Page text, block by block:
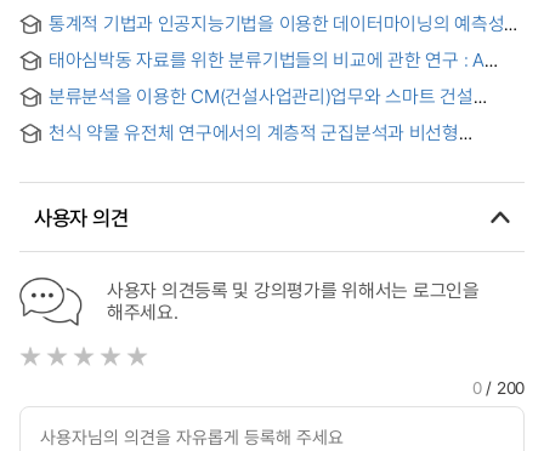
이용한 분류성능 비교연구
통계적 기법과 인공지능기법을 이용한 데이터마이닝의 예측성과
comparative study on stock price prediction using
statistical method and artificial intelligence method : KOSPI
200 index and private stock price index
태아심박동 자료를 위한 분류기법들의 비교에 관한 연구 : A
Heart Rate Data
분류분석을 이용한 CM(건설사업관리)업무와 스마트 건설
between construction project management tasks and
천식 약물 유전체 연구에서의 계층적 군집분석과 비선형
Pharmacogenetic Study
사용자 의견
사용자 의견등록 및 강의평가를 위해서는 로그인을
해주세요.
0/ 200